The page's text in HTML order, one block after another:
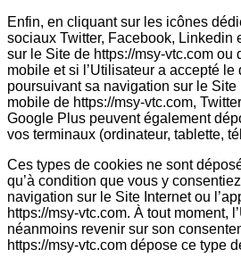
Enfin, en cliquant sur les icônes
sociaux Twitter, Facebook, Linkedin
sur le Site de https://msy-vtc.com ou
mobile et si l’Utilisateur a accepté
poursuivant sa navigation sur le Site
mobile de https://msy-vtc.com,
Google Plus peuvent également
vos terminaux (ordinateur, tablette,
Ces types de cookies ne sont
qu’à condition que vous y
navigation sur le Site Internet ou
https://msy-vtc.com. À tout moment,
néanmoins revenir sur son
https://msy-vtc.com dépose ce type